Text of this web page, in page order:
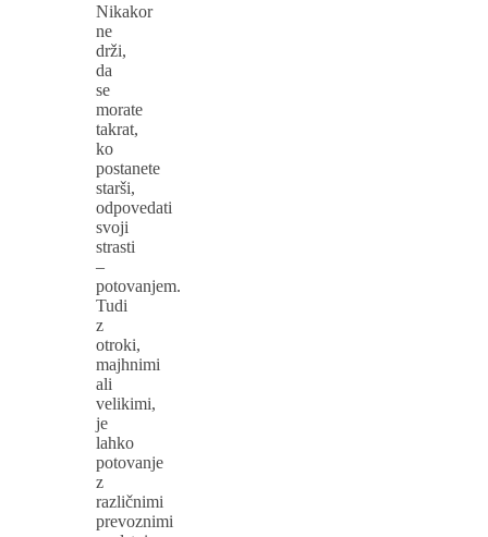
Nikakor
ne
drži,
da
se
morate
takrat,
ko
postanete
starši,
odpovedati
svoji
strasti
–
potovanjem.
Tudi
z
otroki,
majhnimi
ali
velikimi,
je
lahko
potovanje
z
različnimi
prevoznimi